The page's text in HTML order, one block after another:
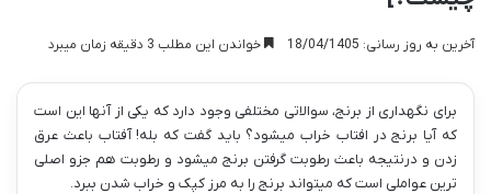
آخرین به روز رسانی: 18/04/1405 خواندن این مطلب 3 دقیقه زمان میبرد
برای نگهداری از برنج، سوالاتی مختلفی وجود دارد که یکی از آنها این است
که آیا برنج در افتاب خراب میشود؟ باید گفت که بله! آفتاب باعث عرق
زدن و درنتیجه باعث رطوبت گرفتن برنج میشود و رطوبت هم جزو اصلی
ترین عواملی است که میتواند برنج را به مرز کپک و خراب شدن ببرد.